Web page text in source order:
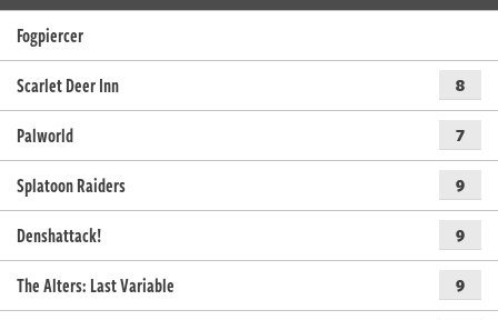
Fogpiercer
Scarlet Deer Inn
8
Palworld 7
Splatoon Raiders 9
Denshattack! 9
The Alters: Last Variable 9